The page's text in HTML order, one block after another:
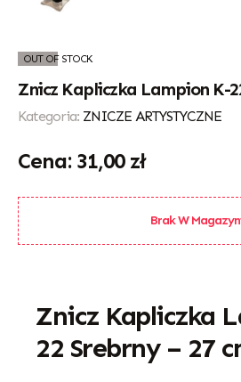
OUT OF STOCK
Znicz Kapliczka Lampion K-
Kategoria: ZNICZE ARTYSTYCZNE
31,00 zł
Brak W
Znicz Kapliczka
22 Srebrny – 27